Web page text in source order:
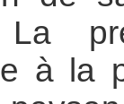
La
à la